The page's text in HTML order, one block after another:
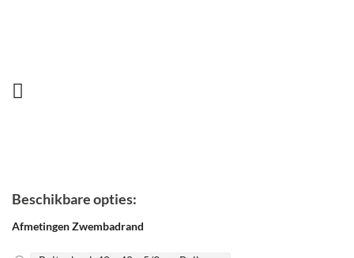
Beschikbare opties:
Afmetingen Zwembadrand